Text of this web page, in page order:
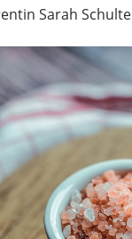
Sarah Schulte